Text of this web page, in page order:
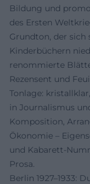
Bildung und
des Ersten
Grundton, der sich
Kinderbüchern
renommierte
Rezensent und
Tonlage:
in Journalismus
Komposition,
Ökonomie –
und Kabarett-
Prosa.
Berlin 1927–1933: